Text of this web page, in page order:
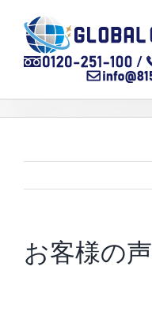
content
お客様の声